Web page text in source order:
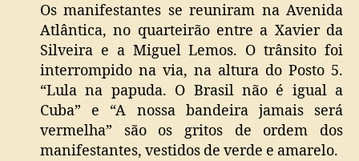
Os manifestantes se reuniram na Avenida
Atlântica, no quarteirão entre a Xavier da
Silveira e a Miguel Lemos. O trânsito foi
interrompido na via, na altura do Posto 5.
“Lula na papuda. O Brasil não é igual a
Cuba” e “A nossa bandeira jamais será
vermelha” são os gritos de ordem dos
manifestantes, vestidos de verde e amarelo.